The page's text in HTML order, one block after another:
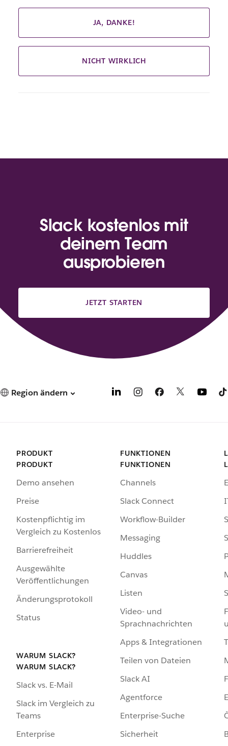
JA, DANKE!
NICHT WIRKLICH
Slack kostenlos mit
deinem Team
ausprobieren
JETZT STARTEN
Region ändern
PRODUKT
PRODUKT
Demo ansehen
Preise
Kostenpflichtig im
Vergleich zu Kostenlos
Barrierefreiheit
Ausgewählte
Veröffentlichungen
Änderungsprotokoll
Status
WARUM SLACK?
WARUM SLACK?
Slack vs. E-Mail
Slack im Vergleich zu
Teams
Enterprise
FUNKTIONEN
FUNKTIONEN
Channels
Slack Connect
Workflow-Builder
Messaging
Huddles
Canvas
Listen
Video- und
Sprachnachrichten
Apps & Integrationen
Teilen von Dateien
Slack AI
Agentforce
Enterprise-Suche
Sicherheit